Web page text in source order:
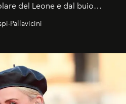
del Leone e dal buio
Pallavicini